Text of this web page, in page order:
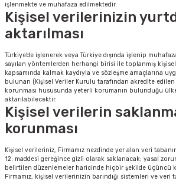
işlenmekte ve muhafaza edilmektedir.
Kişisel verilerinizin
aktarılması
Türkiye’de işlenerek veya Türkiye dışında işlenip
sayılan yöntemlerden herhangi birisi ile toplanmış
kapsamında kalmak kaydıyla ve sözleşme amaçlarına
bulunan (Kişisel Veriler Kurulu tarafından akredite
korunması hususunda yeterli korumanın bulunduğu
aktarılabilecektir.
Kişisel verilerin
korunması
Kişisel verileriniz, Firmamız nezdinde yer alan veri
12. maddesi gereğince gizli olarak saklanacak; yasal
belirtilen düzenlemeler haricinde hiçbir şekilde üçüncü
Firmamız, kişisel verilerinizin barındığı sistemleri ve veri